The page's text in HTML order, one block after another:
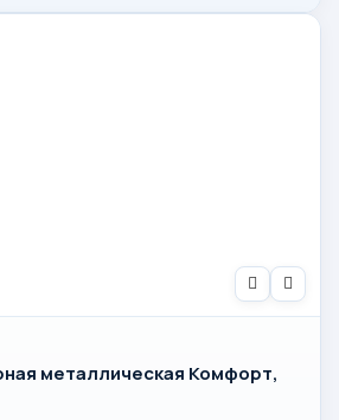
металлическая Комфорт,